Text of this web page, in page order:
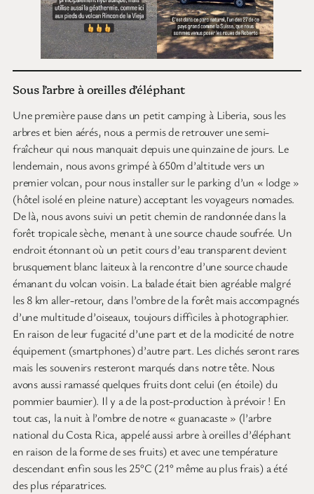
Sous l’arbre à oreilles d’éléphant
Une première pause dans un petit camping à Liberia, sous les
arbres et bien aérés, nous a permis de retrouver une semi-
fraîcheur qui nous manquait depuis une quinzaine de jours. Le
lendemain, nous avons grimpé à 650m d’altitude vers un
premier volcan, pour nous installer sur le parking d’un « lodge »
(hôtel isolé en pleine nature) acceptant les voyageurs nomades.
De là, nous avons suivi un petit chemin de randonnée dans la
forêt tropicale sèche, menant à une source chaude soufrée. Un
endroit étonnant où un petit cours d’eau transparent devient
brusquement blanc laiteux à la rencontre d’une source chaude
émanant du volcan voisin. La balade était bien agréable malgré
les 8 km aller-retour, dans l’ombre de la forêt mais accompagnés
d’une multitude d’oiseaux, toujours difficiles à photographier.
En raison de leur fugacité d’une part et de la modicité de notre
équipement (smartphones) d’autre part. Les clichés seront rares
mais les souvenirs resteront marqués dans notre tête. Nous
avons aussi ramassé quelques fruits dont celui (en étoile) du
pommier baumier). Il y a de la post-production à prévoir ! En
tout cas, la nuit à l’ombre de notre « guanacaste » (l’arbre
national du Costa Rica, appelé aussi arbre à oreilles d’éléphant
en raison de la forme de ses fruits) et avec une température
descendant enfin sous les 25°C (21° même au plus frais) a été
des plus réparatrices.